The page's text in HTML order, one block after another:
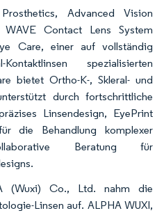
Advanced Vision
Contact Lens System
Care, einer auf vollständig
spezialisierten
bietet Ortho-K-, Skleral- und
durch fortschrittliche
Linsendesign, EyePrint
die Behandlung komplexer
Beratung für
(Wuxi) Co., Ltd. nahm die
Linsen auf. ALPHA WUXI,